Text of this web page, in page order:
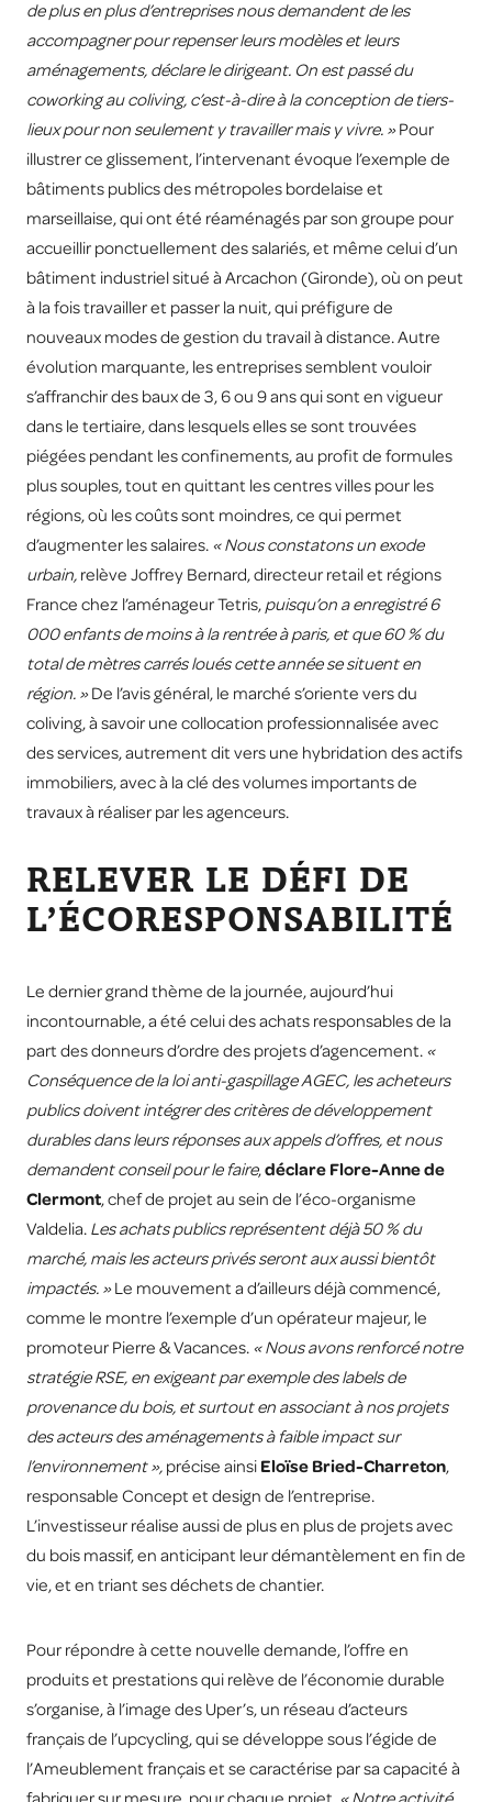
de plus en plus d’entreprises nous demandent de les
accompagner pour repenser leurs modèles et leurs
aménagements, déclare le dirigeant. On est passé du
coworking au coliving, c’est-à-dire à la conception de tiers-
lieux pour non seulement y travailler mais y vivre. » Pour
illustrer ce glissement, l’intervenant évoque l’exemple de
bâtiments publics des métropoles bordelaise et
marseillaise, qui ont été réaménagés par son groupe pour
accueillir ponctuellement des salariés, et même celui d’un
bâtiment industriel situé à Arcachon (Gironde), où on peut
à la fois travailler et passer la nuit, qui préfigure de
nouveaux modes de gestion du travail à distance. Autre
évolution marquante, les entreprises semblent vouloir
s’affranchir des baux de 3, 6 ou 9 ans qui sont en vigueur
dans le tertiaire, dans lesquels elles se sont trouvées
piégées pendant les confinements, au profit de formules
plus souples, tout en quittant les centres villes pour les
régions, où les coûts sont moindres, ce qui permet
d’augmenter les salaires. « Nous constatons un exode
urbain, relève Joffrey Bernard, directeur retail et régions
France chez l’aménageur Tetris, puisqu’on a enregistré 6
000 enfants de moins à la rentrée à paris, et que 60 % du
total de mètres carrés loués cette année se situent en
région. » De l’avis général, le marché s’oriente vers du
coliving, à savoir une collocation professionnalisée avec
des services, autrement dit vers une hybridation des actifs
immobiliers, avec à la clé des volumes importants de
travaux à réaliser par les agenceurs.
RELEVER LE DÉFI DE
L’ÉCORESPONSABILITÉ
Le dernier grand thème de la journée, aujourd’hui
incontournable, a été celui des achats responsables de la
part des donneurs d’ordre des projets d’agencement. «
Conséquence de la loi anti-gaspillage AGEC, les acheteurs
publics doivent intégrer des critères de développement
durables dans leurs réponses aux appels d’offres, et nous
demandent conseil pour le faire,déclare Flore-Anne de
Clermont, chef de projet au sein de l’éco-organisme
Valdelia. Les achats publics représentent déjà 50 % du
marché, mais les acteurs privés seront aux aussi bientôt
impactés. » Le mouvement a d’ailleurs déjà commencé,
comme le montre l’exemple d’un opérateur majeur, le
promoteur Pierre & Vacances. « Nous avons renforcé notre
stratégie RSE, en exigeant par exemple des labels de
provenance du bois, et surtout en associant à nos projets
des acteurs des aménagements à faible impact sur
l’environnement », précise ainsi Eloïse Bried-Charreton,
responsable Concept et design de l’entreprise.
L’investisseur réalise aussi de plus en plus de projets avec
du bois massif, en anticipant leur démantèlement en fin de
vie, et en triant ses déchets de chantier.
Pour répondre à cette nouvelle demande, l’offre en
produits et prestations qui relève de l’économie durable
s’organise, à l’image des Uper’s, un réseau d’acteurs
français de l’upcycling, qui se développe sous l’égide de
l’Ameublement français et se caractérise par sa capacité à
fabriquer sur mesure, pour chaque projet . « Notre activité